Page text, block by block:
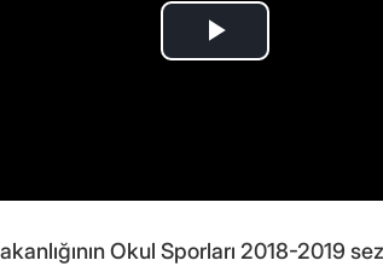
Okul Sporları 2018-2019